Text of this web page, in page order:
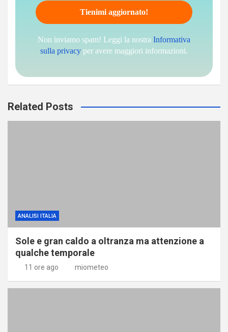
Non inviamo spam! Leggi la nostra Informativa
sulla privacy per avere maggiori informazioni.
Related Posts
ANALISI ITALIA
Sole e gran caldo a oltranza ma attenzione a
qualche temporale
11 ore ago miometeo